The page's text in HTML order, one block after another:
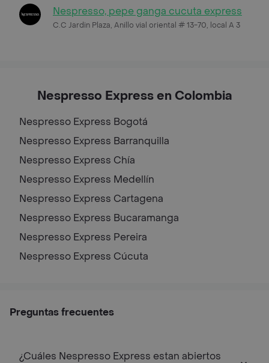
Nespresso, pepe ganga cucuta express
C.C Jardin Plaza, Anillo vial oriental # 13-70, local A 3
Nespresso Express en Colombia
Nespresso Express Bogotá
Nespresso Express Barranquilla
Nespresso Express Chía
Nespresso Express Medellín
Nespresso Express Cartagena
Nespresso Express Bucaramanga
Nespresso Express Pereira
Nespresso Express Cúcuta
Preguntas frecuentes
¿Cuáles Nespresso Express estan abiertos